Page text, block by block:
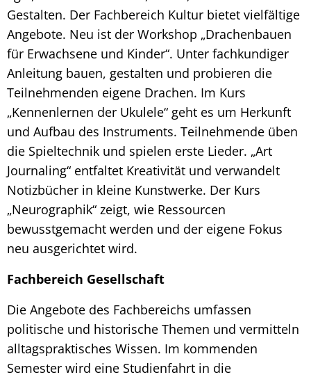
Gestalten. Der Fachbereich Kultur bietet vielfältige
Angebote. Neu ist der Workshop „Drachenbauen
für Erwachsene und Kinder“. Unter fachkundiger
Anleitung bauen, gestalten und probieren die
Teilnehmenden eigene Drachen. Im Kurs
„Kennenlernen der Ukulele“ geht es um Herkunft
und Aufbau des Instruments. Teilnehmende üben
die Spieltechnik und spielen erste Lieder. „Art
Journaling“ entfaltet Kreativität und verwandelt
Notizbücher in kleine Kunstwerke. Der Kurs
„Neurographik“ zeigt, wie Ressourcen
bewusstgemacht werden und der eigene Fokus
neu ausgerichtet wird.
Fachbereich Gesellschaft
Die Angebote des Fachbereichs umfassen
politische und historische Themen und vermitteln
alltagspraktisches Wissen. Im kommenden
Semester wird eine Studienfahrt in die